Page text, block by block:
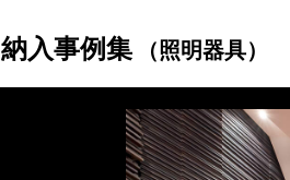
納入事例集 （照明器具）